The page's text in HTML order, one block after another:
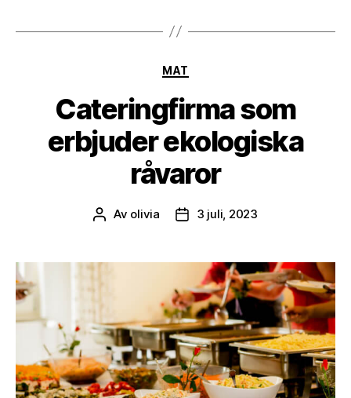
Kategorier
MAT
Cateringfirma som
erbjuder ekologiska
råvaror
Inläggsförfattare
Av olivia Inläggsdatum
3 juli, 2023